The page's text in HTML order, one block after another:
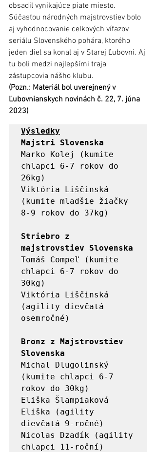
obsadil vynikajúce piate miesto.
Súčasťou národných majstrovstiev bolo
aj vyhodnocovanie celkových víťazov
seriálu Slovenského pohára, ktorého
jeden diel sa konal aj v Starej Ľubovni. Aj
tu boli medzi najlepšími traja
zástupcovia nášho klubu.
(Pozn.: Materiál bol uverejnený v
Ľubovnianskych novinách č. 22, 7. júna
2023)
Výsledky
Majstri Slovenska
Marko Kolej (kumite
chlapci 6-7 rokov do
26kg)
Viktória Liščinská
(kumite mladšie žiačky
Striebro z
majstrovstiev Slovenska
Tomáš Compeľ (kumite
chlapci 6-7 rokov do
30kg)
Viktória Liščinská
(agility dievčatá
osemročné)
Bronz z Majstrovstiev
Slovenska
Michal Dlugolinský
(kumite chlapci 6-7
rokov do 30kg)
Eliška Šlampiaková
Eliška (agility
dievčatá 9-ročné)
Nicolas Dzadík (agility
chlapci 11-roční)